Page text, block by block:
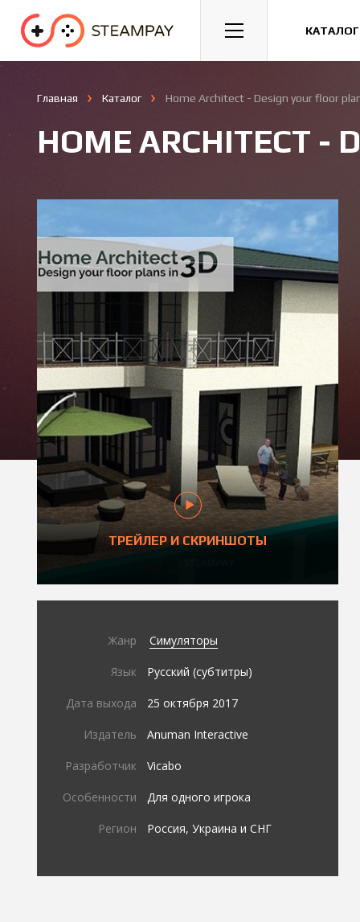
Спорт Гонки Казуальные
Главная Каталог Home Architect - Design your floor
HOME ARCHITECT -
ТРЕЙЛЕР И СКРИНШОТЫ
Жанр Симуляторы
Язык Русский (субтитры)
Дата выхода 25 октября 2017
Издатель Anuman Interactive
Разработчик Vicabo
Особенности Для одного игрока
Регион Россия, Украина и СНГ